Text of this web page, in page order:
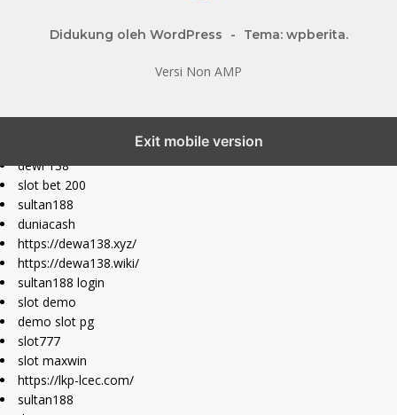
Didukung oleh WordPress - Tema: wpberita.
Versi Non AMP
Exit mobile version
dewi 138
slot bet 200
sultan188
duniacash
https://dewa138.xyz/
https://dewa138.wiki/
sultan188 login
slot demo
demo slot pg
slot777
slot maxwin
https://lkp-lcec.com/
sultan188